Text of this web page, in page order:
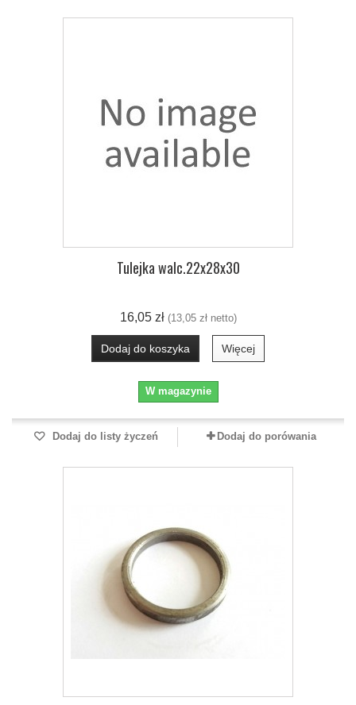
Tulejka walc.22x28x30
16,05 zł(13,05 zł netto)
Dodaj do koszyka Więcej
W magazynie
Dodaj do listy życzeń Dodaj do porówania